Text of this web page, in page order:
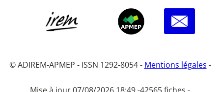
© ADIREM-APMEP - ISSN 1292-8054 - Mentions légales -